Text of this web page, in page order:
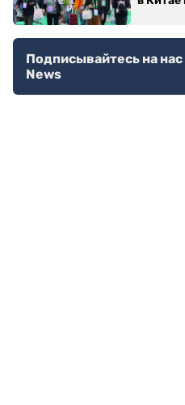
Подписывайтесь на нас
News